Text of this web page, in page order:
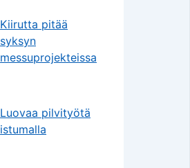
Kiirutta pitää
syksyn
messuprojekteissa
Luovaa pilvityötä
istumalla